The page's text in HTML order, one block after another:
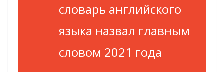
словарь английского
языка назвал главным
словом 2021 года